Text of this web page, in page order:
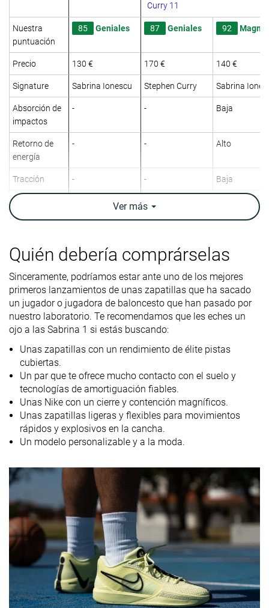
Curry 11
Nuestra
puntuación
85 Geniales 87 Geniales 92
Precio 130 € 170 € 140 €
Signature Sabrina Ionescu Stephen Curry Sabrina
Absorción de
impactos
- - Baja
Retorno de
energía
- - Alto
Tracción - - Baja
Top
Ankle support ✗ ✗ ✓
Peso
laboratorio
12.5 oz / 353g 12 oz / 340g
Lightweight ✓ ✓ ✓
TranspirabilidadMedia Alta Media
Durabilidad
exterior
Buena Mala
Drop
laboratorio
5.7 mm 6.2 mm 5.5 mm
Altura de la
suela en la
zona del talón
23.7 mm 25.8 mm
Antepié 18.0 mm 19.6 mm
Talla
Tallan un poquito
pequeño
Tallan bien
Tallan un
pequeño
Rigidez de la
mediasuela
- Equilibrada
Flexibilidad - - Moderada
torsional
Flexibles Flexibles Firmes
Ver más
Quién debería comprárselas
Sinceramente, podríamos estar ante uno de los mejores
primeros lanzamientos de unas zapatillas que ha sacado
un jugador o jugadora de baloncesto que han pasado por
nuestro laboratorio. Te recomendamos que les eches un
ojo a las Sabrina 1 si estás buscando:
Unas zapatillas con un rendimiento de élite pistas
cubiertas.
Un par que te ofrece mucho contacto con el suelo y
tecnologías de amortiguación fiables.
Unas Nike con un cierre y contención magníficos.
Unas zapatillas ligeras y flexibles para movimientos
rápidos y explosivos en la cancha.
Un modelo personalizable y a la moda.